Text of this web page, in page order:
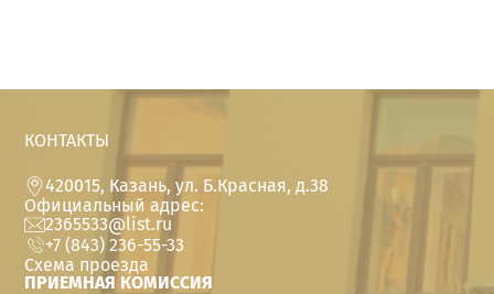
КОНТАКТЫ
420015, Казань, ул. Б.Красная, д.38
Официальный адрес:
2365533@list.ru
+7 (843) 236-55-33
Схема проезда
ПРИЕМНАЯ КОМИССИЯ